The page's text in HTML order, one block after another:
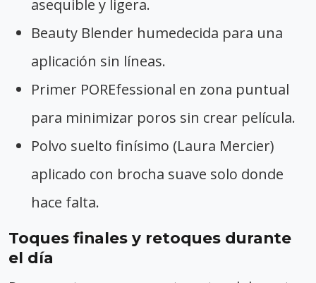
asequible y ligera.
Beauty Blender humedecida para una
aplicación sin líneas.
Primer POREfessional en zona puntual
para minimizar poros sin crear película.
Polvo suelto finísimo (Laura Mercier)
aplicado con brocha suave solo donde
hace falta.
Toques finales y retoques durante
el día